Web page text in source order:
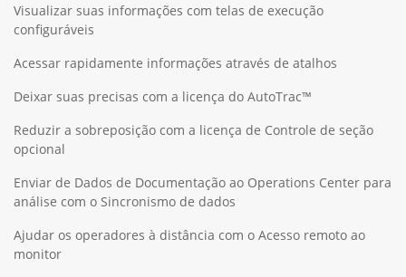
Visualizar suas informações com telas de execução
configuráveis
Acessar rapidamente informações através de atalhos
Deixar suas precisas com a licença do AutoTrac™
Reduzir a sobreposição com a licença de Controle de seção
opcional
Enviar de Dados de Documentação ao Operations Center para
análise com o Sincronismo de dados
Ajudar os operadores à distância com o Acesso remoto ao
monitor